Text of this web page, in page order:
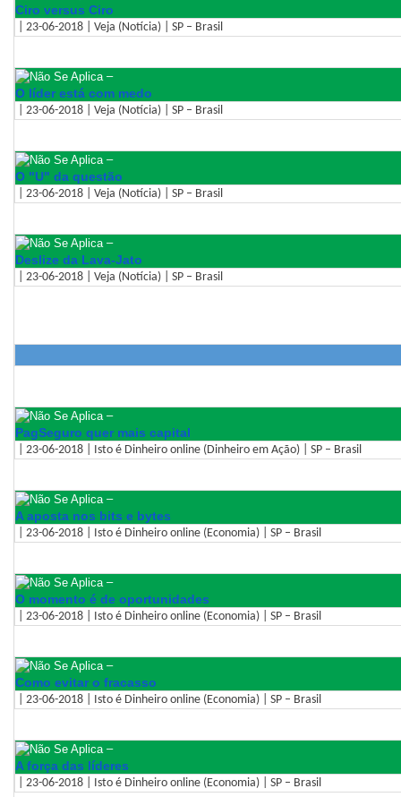
Ciro versus Ciro
| 23-06-2018 | Veja (Notícia) | SP – Brasil
–
O líder está com medo
| 23-06-2018 | Veja (Notícia) | SP – Brasil
–
O "U" da questão
| 23-06-2018 | Veja (Notícia) | SP – Brasil
–
Deslize da Lava-Jato
| 23-06-2018 | Veja (Notícia) | SP – Brasil
–
PagSeguro quer mais capital
| 23-06-2018 | Isto é Dinheiro online (Dinheiro em Ação) | SP – Brasil
–
A aposta nos bits e bytes
| 23-06-2018 | Isto é Dinheiro online (Economia) | SP – Brasil
–
O momento é de oportunidades
| 23-06-2018 | Isto é Dinheiro online (Economia) | SP – Brasil
–
Como evitar o fracasso
| 23-06-2018 | Isto é Dinheiro online (Economia) | SP – Brasil
–
A força das líderes
| 23-06-2018 | Isto é Dinheiro online (Economia) | SP – Brasil